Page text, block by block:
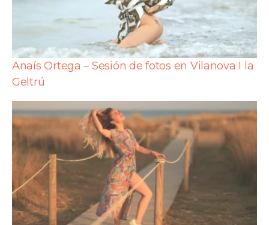
Anaís Ortega – Sesión de fotos en Vilanova I la
Geltrú